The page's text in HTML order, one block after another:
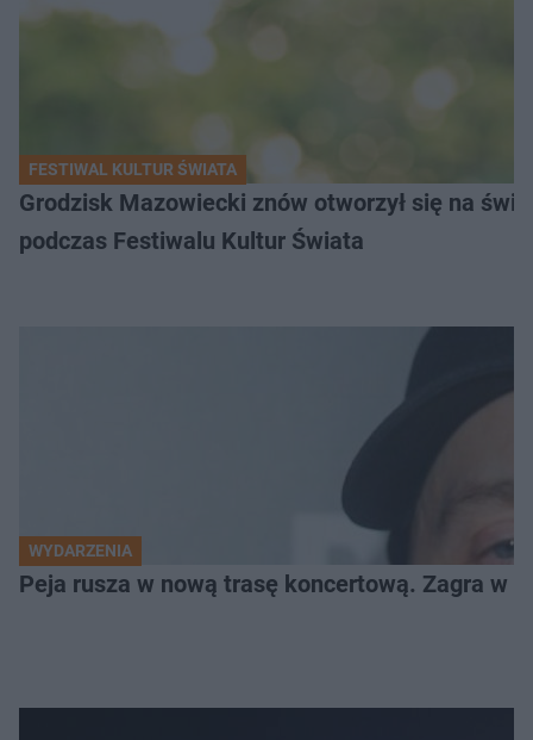
FESTIWAL KULTUR ŚWIATA
Grodzisk Mazowiecki znów otworzył się na
podczas Festiwalu Kultur Świata
WYDARZENIA
Peja rusza w nową trasę koncertową. Zagra w